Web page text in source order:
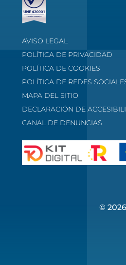
AVISO LEGAL
POLÍTICA DE PRIVACIDAD
POLÍTICA DE COOKIES
POLÍTICA DE REDES
MAPA DEL SITIO
DECLARACIÓN DE
CANAL DE DENUNCIAS
©